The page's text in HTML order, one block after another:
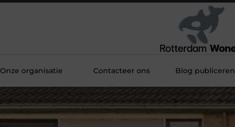
Onze organisatie Contacteer ons Blog publiceren